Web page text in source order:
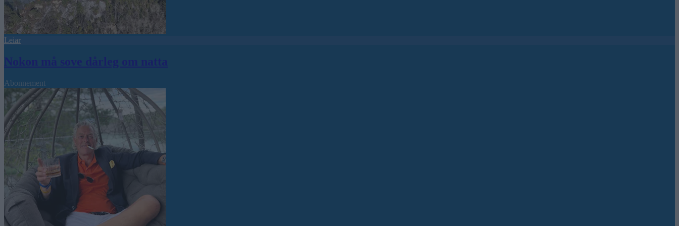
Leiar
Nokon må sove dårleg om natta
Abonnement